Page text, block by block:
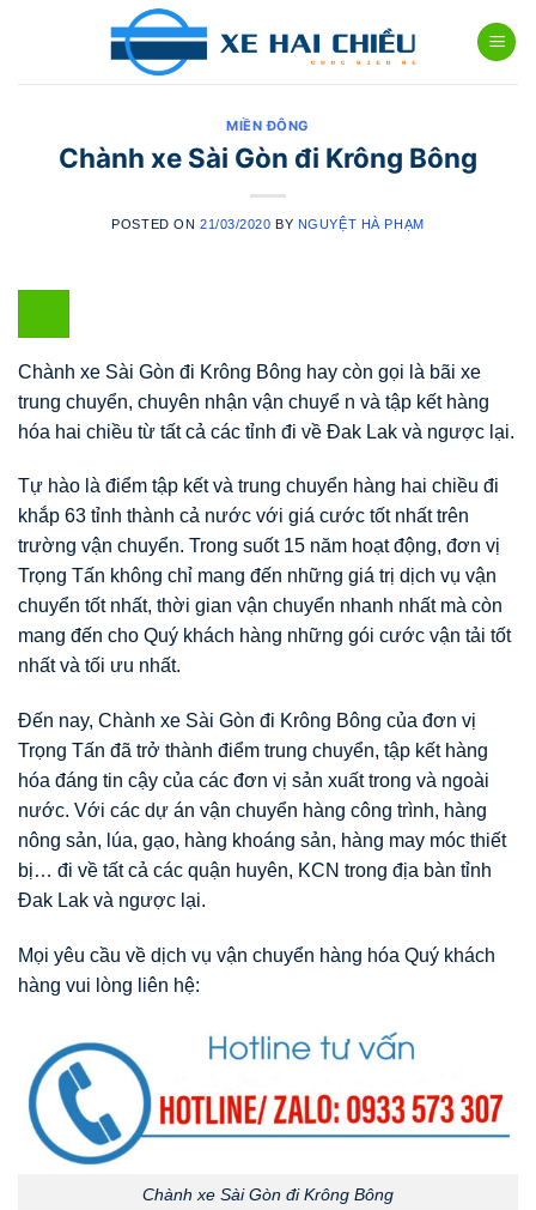
MIỀN ĐÔNG
Chành xe Sài Gòn đi Krông Bông
POSTED ON 21/03/2020 BY NGUYỆT HÀ PHẠM
Chành xe Sài Gòn đi Krông Bông hay còn gọi là bãi xe
trung chuyển, chuyên nhận vận chuyể n và tập kết hàng
hóa hai chiều từ tất cả các tỉnh đi về Đak Lak và ngược lại.
Tự hào là điểm tập kết và trung chuyển hàng hai chiều đi
khắp 63 tỉnh thành cả nước với giá cước tốt nhất trên
trường vận chuyển. Trong suốt 15 năm hoạt động, đơn vị
Trọng Tấn không chỉ mang đến những giá trị dịch vụ vận
chuyển tốt nhất, thời gian vận chuyển nhanh nhất mà còn
mang đến cho Quý khách hàng những gói cước vận tải tốt
nhất và tối ưu nhất.
Đến nay, Chành xe Sài Gòn đi Krông Bông của đơn vị
Trọng Tấn đã trở thành điểm trung chuyển, tập kết hàng
hóa đáng tin cậy của các đơn vị sản xuất trong và ngoài
nước. Với các dự án vận chuyển hàng công trình, hàng
nông sản, lúa, gạo, hàng khoáng sản, hàng may móc thiết
bị… đi về tất cả các quận huyên, KCN trong địa bàn tỉnh
Đak Lak và ngược lại.
Mọi yêu cầu về dịch vụ vận chuyển hàng hóa Quý khách
hàng vui lòng liên hệ:
Chành xe Sài Gòn đi Krông Bông